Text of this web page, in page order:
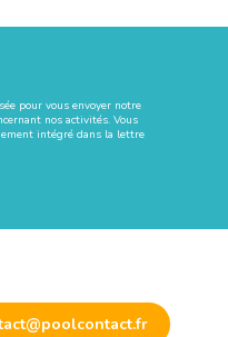
pour vous envoyer notre
nos activités. Vous
intégré dans la lettre